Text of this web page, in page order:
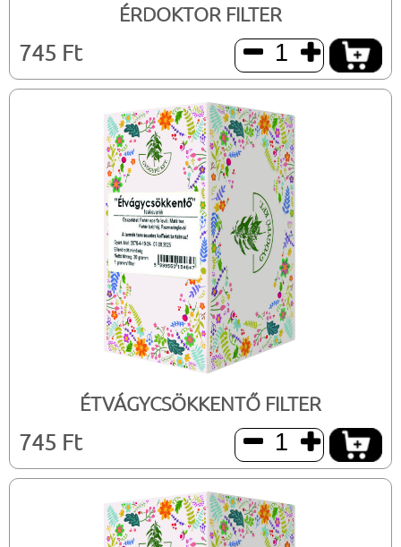
ÉRDOKTOR FILTER
745 Ft  
ÉTVÁGYCSÖKKENTŐ FILTER
745 Ft  